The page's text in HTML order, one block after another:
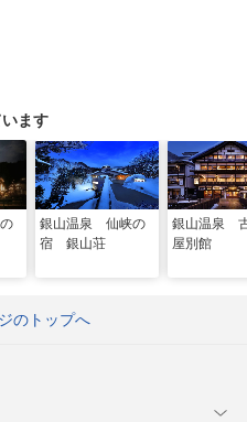
ます
銀山温泉 仙峡の
宿 銀山荘
銀山温泉
屋別館
のトップへ